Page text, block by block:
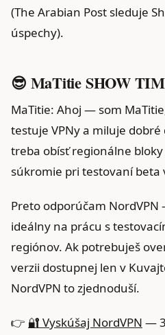
(The Arabian Post sleduje
úspechy).
😎 MaTitie SHOW
MaTitie: Ahoj — som
testuje VPNy a miluje
treba obísť regionálne
súkromie pri testovaní beta
Preto odporúčam
ideálny na prácu s
regiónov. Ak potrebuješ
verzii dostupnej len v
NordVPN to zjednoduší.
👉 🔐 Vyskúšaj NordVPN —